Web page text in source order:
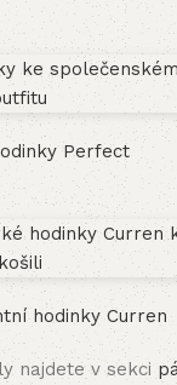
Perfect
hodinky Curren
najdete v sekci